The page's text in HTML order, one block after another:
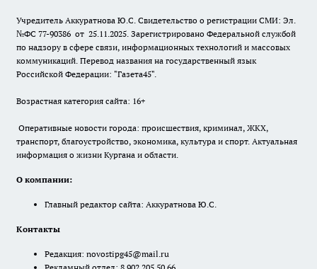
Учредитель Аккуратнова Ю.С. Свидетельство о регистрации СМИ: Эл.
№ФС 77-90386 от 25.11.2025. Зарегистрировано Федеральной службой
по надзору в сфере связи, информационных технологий и массовых
коммуникаций. Перевод названия на государственный язык
Российской Федерации: "Газета45".
Возрастная категория сайта: 16+
Оперативные новости города: происшествия, криминал, ЖКХ,
транспорт, благоустройство, экономика, культура и спорт. Актуальная
информация о жизни Кургана и области.
О компании:
Главный редактор сайта: Аккуратнова Ю.С.
Контакты
Редакция: novostipg45@mail.ru